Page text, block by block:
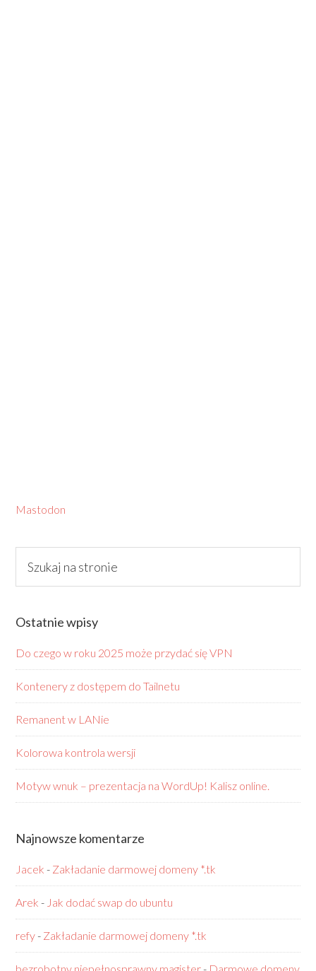
Mastodon
Ostatnie wpisy
Do czego w roku 2025 może przydać się VPN
Kontenery z dostępem do Tailnetu
Remanent w LANie
Kolorowa kontrola wersji
Motyw wnuk – prezentacja na WordUp! Kalisz online.
Najnowsze komentarze
Jacek - Zakładanie darmowej domeny *.tk
Arek - Jak dodać swap do ubuntu
refy- Zakładanie darmowej domeny *.tk